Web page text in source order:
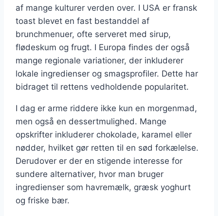
af mange kulturer verden over. I USA er fransk
toast blevet en fast bestanddel af
brunchmenuer, ofte serveret med sirup,
flødeskum og frugt. I Europa findes der også
mange regionale variationer, der inkluderer
lokale ingredienser og smagsprofiler. Dette har
bidraget til rettens vedholdende popularitet.
I dag er arme riddere ikke kun en morgenmad,
men også en dessertmulighed. Mange
opskrifter inkluderer chokolade, karamel eller
nødder, hvilket gør retten til en sød forkælelse.
Derudover er der en stigende interesse for
sundere alternativer, hvor man bruger
ingredienser som havremælk, græsk yoghurt
og friske bær.